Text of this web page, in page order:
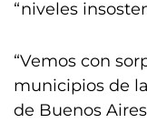
“niveles
“Vemos con
municipios de
de Buenos